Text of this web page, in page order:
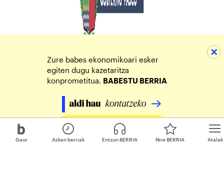
Gaur Atalak
Azken berriak Entzun BERRIA Nire BERRIA
Zure babes ekonomikoari esker
egiten dugu kazetaritza
konprometitua. BABESTU BERRIA
Egin zure ekarpena